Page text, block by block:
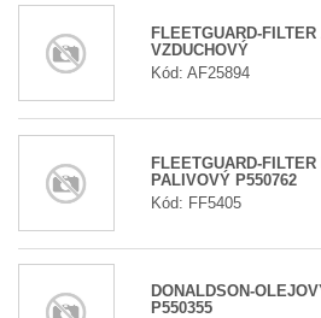
FLEETGUARD-FILTER
VZDUCHOVÝ
Kód: AF25894
FLEETGUARD-FILTER
PALIVOVÝ P550762
Kód: FF5405
DONALDSON-
P550355